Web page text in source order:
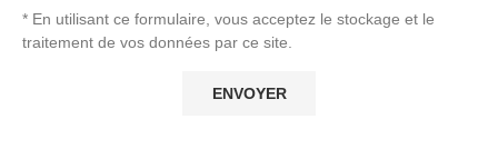
* En utilisant ce formulaire, vous acceptez le stockage et le
traitement de vos données par ce site.